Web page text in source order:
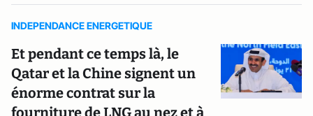
INDEPENDANCE ENERGETIQUE
Et pendant ce temps là, le
Qatar et la Chine signent un
énorme contrat sur la
fourniture de LNG au nez et à